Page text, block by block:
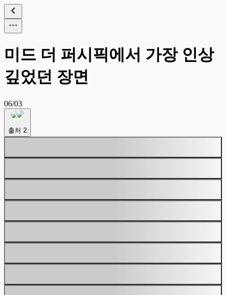
미드 더 퍼시픽에서 가장 인상
깊었던 장면
06/03
출처 2